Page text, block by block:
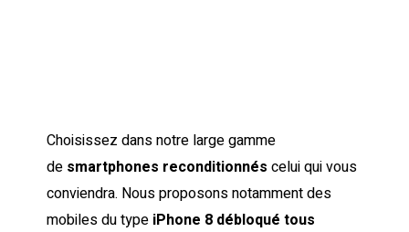
Choisissez dans notre large gamme
de smartphones reconditionnés celui qui vous
conviendra. Nous proposons notamment des
mobiles du type iPhone 8 débloqué tous